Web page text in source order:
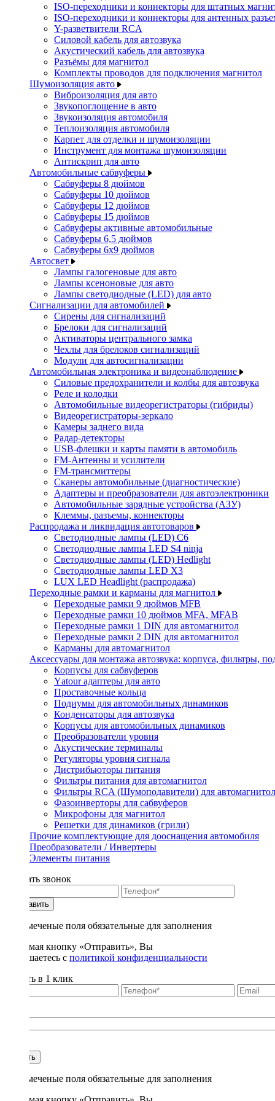
ISO-переходники и коннекторы для штатных
ISO-переходники и коннекторы для антенных
Y-разветвители RCA
Силовой кабель для автозвука
Акустический кабель для автозвука
Разъёмы для магнитол
Комплекты проводов для подключения магнитол
Шумоизоляция авто
Виброизоляция для авто
Звукопоглощение в авто
Звукоизоляция автомобиля
Теплоизоляция автомобиля
Карпет для отделки и шумоизоляции
Инструмент для монтажа шумоизоляции
Антискрип для авто
Автомобильные сабвуферы
Сабвуферы 8 дюймов
Сабвуферы 10 дюймов
Сабвуферы 12 дюймов
Сабвуферы 15 дюймов
Сабвуферы активные автомобильные
Сабвуферы 6,5 дюймов
Сабвуферы 6x9 дюймов
Автосвет
Лампы галогеновые для авто
Лампы ксеноновые для авто
Лампы светодиодные (LED) для авто
Сигнализации для автомобилей
Сирены для сигнализаций
Брелоки для сигнализаций
Активаторы центрального замка
Чехлы для брелоков сигнализаций
Модули для автосигнализации
Автомобильная электроника и видеонаблюдение
Силовые предохранители и колбы для автозвука
Реле и колодки
Автомобильные видеорегистраторы (гибриды)
Видеорегистраторы-зеркало
Камеры заднего вида
Радар-детекторы
USB-флешки и карты памяти в автомобиль
FM-Антенны и усилители
FM-трансмиттеры
Сканеры автомобильные (диагностические)
Адаптеры и преобразователи для автоэлектроники
Автомобильные зарядные устройства (АЗУ)
Клеммы, разъемы, коннекторы
Распродажа и ликвидация автотоваров
Светодиодные лампы (LED) C6
Светодиодные лампы LED S4 ninja
Светодиодные лампы (LED) Hedlight
Светодиодные лампы LED X3
LUX LED Headlight (распродажа)
Переходные рамки и карманы для магнитол
Переходные рамки 9 дюймов MFB
Переходные рамки 10 дюймов MFA, MFAB
Переходные рамки 1 DIN для автомагнитол
Переходные рамки 2 DIN для автомагнитол
Карманы для автомагнитол
Аксессуары для монтажа автозвука: корпуса, фильтры,
Корпусы для сабвуферов
Yаtour адаптеры для авто
Проставочные кольца
Подиумы для автомобильных динамиков
Конденсаторы для автозвука
Корпусы для автомобильных динамиков
Преобразователи уровня
Акустические терминалы
Регуляторы уровня сигнала
Дистрибьюторы питания
Фильтры питания для автомагнитол
Фильтры RCA (Шумоподавители) для автомагнитол
Фазоинверторы для сабвуферов
Микрофоны для магнитол
Решетки для динамиков (грили)
Прочие комплектующие для дооснащения автомобиля
Преобразователи / Инвертеры
Элементы питания
Заказать звонок
Отправить
* - отмеченые поля обязательные для заполнения
Нажимая кнопку «Отправить», Вы
соглашаетесь с политикой конфиденциальности
Купить в 1 клик
Купить
* - отмеченые поля обязательные для заполнения